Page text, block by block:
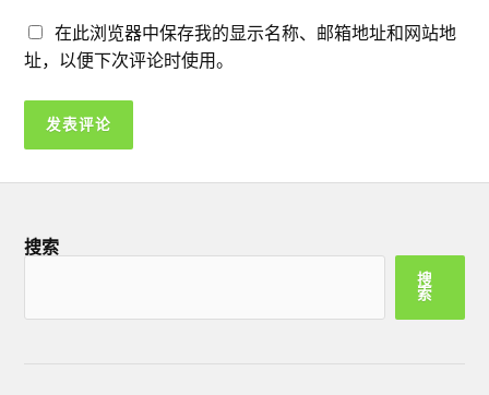
在此浏览器中保存我的显示名称、邮箱地址和网站地
址，以便下次评论时使用。
搜索
搜
索